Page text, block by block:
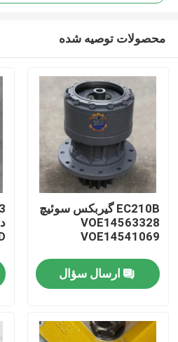
صفحه اصلی
محصولات
محصولات توصیه شده
EC210B گیربکس سوئیچ
VOE14563328
VOE14541069
ارسال سؤال